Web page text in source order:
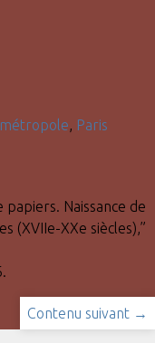
métropole, Paris
Naissance de
(XVIIe-XXe siècles),”
.
Contenu suivant →